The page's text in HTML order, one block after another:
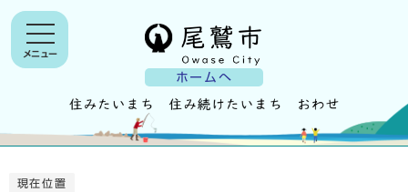
ホームへ
メニュー
現在位置